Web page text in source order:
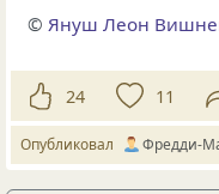
©Януш Леон
24 11
Опубликовал Фредди-